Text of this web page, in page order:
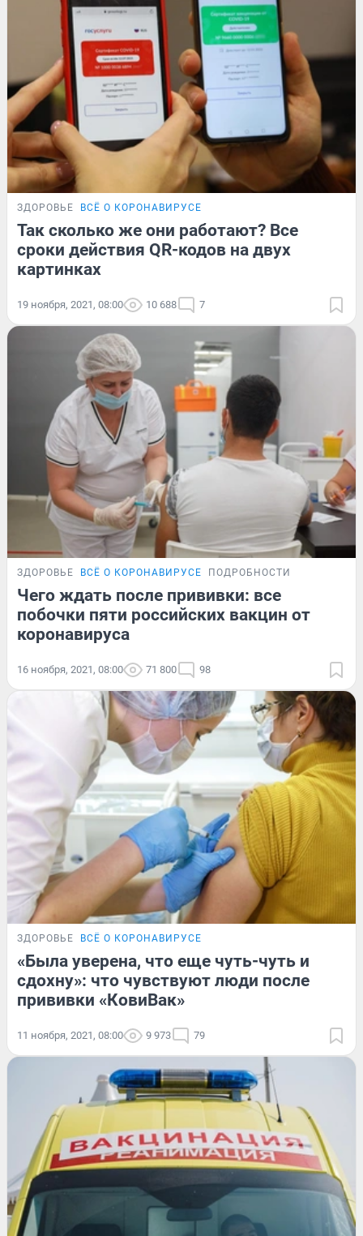
ЗДОРОВЬЕ ВСЁ О КОРОНАВИРУСЕ
Так сколько же они работают? Все
сроки действия QR-кодов на двух
картинках
19 ноября, 2021, 08:00 10 688 7
ЗДОРОВЬЕ ВСЁ О КОРОНАВИРУСЕ ПОДРОБНОСТИ
Чего ждать после прививки: все
побочки пяти российских вакцин от
коронавируса
16 ноября, 2021, 08:00 71 800 98
ЗДОРОВЬЕ ВСЁ О КОРОНАВИРУСЕ
«Была уверена, что еще чуть-чуть и
сдохну»: что чувствуют люди после
прививки «КовиВак»
11 ноября, 2021, 08:00 9 973 79